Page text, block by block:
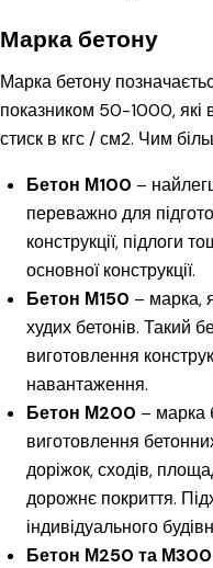
Марка бетону
Марка бетону
показником 50-1000, які
стиск в кгс / см2. Чим
Бетон М100 –
переважно для
конструкції, підлоги
основної конструкції.
Бетон М150 – марка,
худих бетонів. Такий
виготовлення
навантаження.
Бетон М200 – марка
виготовлення
доріжок, сходів,
дорожнє покриття.
індивідуального
Бетон М250 та М300